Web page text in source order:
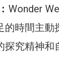
Wonder
的時間主
探究精神